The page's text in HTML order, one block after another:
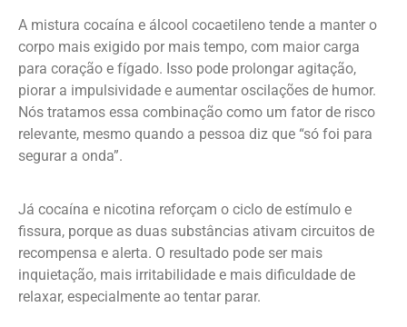
A mistura cocaína e álcool cocaetileno tende a manter o
corpo mais exigido por mais tempo, com maior carga
para coração e fígado. Isso pode prolongar agitação,
piorar a impulsividade e aumentar oscilações de humor.
Nós tratamos essa combinação como um fator de risco
relevante, mesmo quando a pessoa diz que “só foi para
segurar a onda”.
Já cocaína e nicotina reforçam o ciclo de estímulo e
fissura, porque as duas substâncias ativam circuitos de
recompensa e alerta. O resultado pode ser mais
inquietação, mais irritabilidade e mais dificuldade de
relaxar, especialmente ao tentar parar.